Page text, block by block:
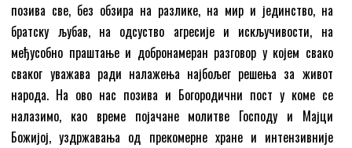
позива све, без обзира на разлике, на мир и јединство, на
братску љубав, на одсуство агресије и искључивости, на
међусобно праштање и добронамеран разговор у којем свако
сваког уважава ради налажења најбољег решења за живот
народа. На ово нас позива и Богородични пост у коме се
налазимо, као време појачане молитве Господу и Мајци
Божијој, уздржавања од прекомерне хране и интензивније